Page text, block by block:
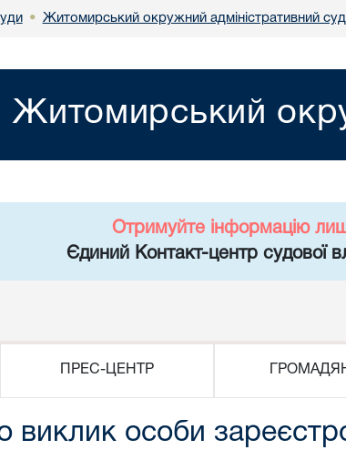
• Житомирський окружний адміністративний суд
Житомирський
Отримуйте інформацію
Єдиний Контакт-центр судової
ПРЕС-ЦЕНТР
виклик особи